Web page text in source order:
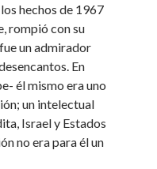
hechos de 1967
rompió con su
un admirador
En
él mismo era uno
un intelectual
Israel y Estados
no era para él un